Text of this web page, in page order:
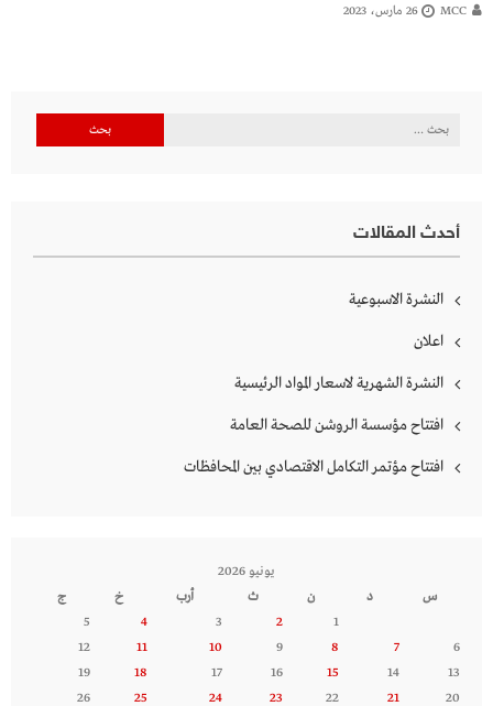
MCC 26 مارس، 2023
البحث
أحدث المقالات
النشرة الاسبوعية
اعلان
النشرة الشهرية لاسعار المواد الرئيسية
افتتاح مؤسسة الروشن للصحة العامة
افتتاح مؤتمر التكامل الاقتصادي بين المحافظات
يونيو 2026
س
د ن ث أرب خ
ج
1
2
3
4
5
6
7
8
9
10
11
12
13
14
15
16
17
18
19
20
21
22
23
24
25
26